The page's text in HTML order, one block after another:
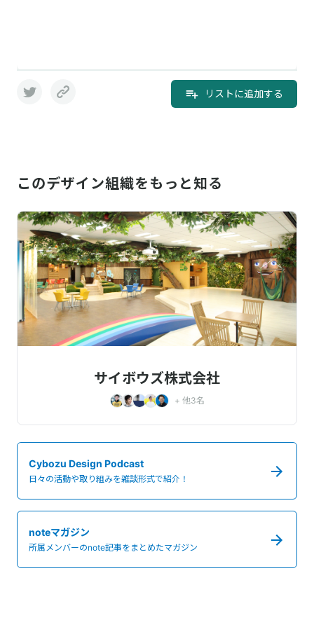
リストに追加する
このデザイン組織をもっと知る
サイボウズ株式会社
+ 他3名
Cybozu Design Podcast
日々の活動や取り組みを雑談形式で紹介！
noteマガジン
所属メンバーのnote記事をまとめたマガジン